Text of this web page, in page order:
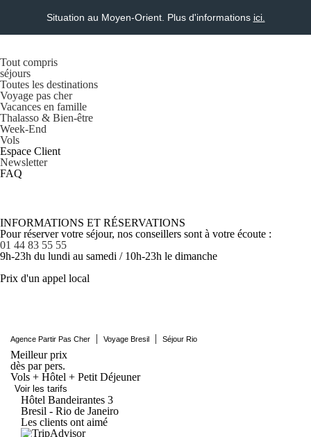
Situation au Moyen-Orient. Plus d'informations ici.
Tout compris
séjours
Toutes les destinations
Voyage pas cher
Vacances en famille
Thalasso & Bien-être
Week-End
Vols
Espace Client
Newsletter
FAQ
INFORMATIONS ET RÉSERVATIONS
Pour réserver votre séjour, nos conseillers sont à votre écoute :
01 44 83 55 55
9h-23h du lundi au samedi / 10h-23h le dimanche
Prix d'un appel local
Agence Partir Pas Cher | Voyage Bresil | Séjour Rio
Meilleur prix
dès par pers.
Vols + Hôtel + Petit Déjeuner
Voir les tarifs
Hôtel Bandeirantes 3
Bresil - Rio de Janeiro
Les clients ont aimé